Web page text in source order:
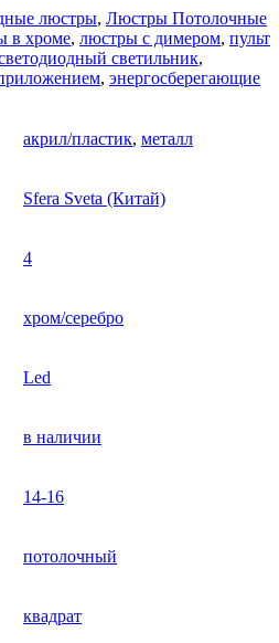
люстры, Люстры Потолочные
в хроме, люстры с димером, пульт
светильник,
, энергосберегающие
акрил/пластик, металл
Sfera Sveta (Китай)
4
хром/серебро
Led
в наличии
14-16
потолочный
квадрат